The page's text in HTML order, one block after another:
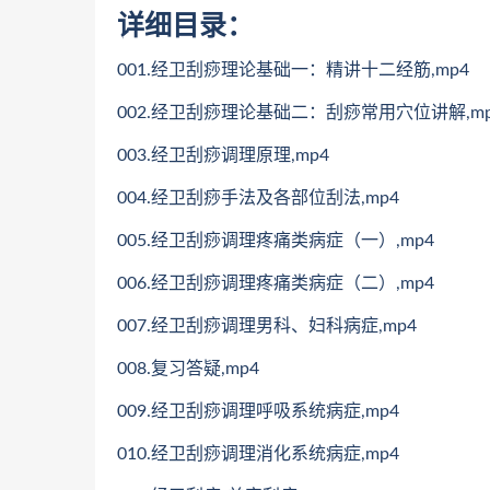
详细目录：
001.经卫刮痧理论基础一：精讲十二经筋,mp4
002.经卫刮痧理论基础二：刮痧常用穴位讲解
003.经卫刮痧调理原理,mp4
004.经卫刮痧手法及各部位刮法,mp4
005.经卫刮痧调理疼痛类病症（一）,mp4
006.经卫刮痧调理疼痛类病症（二）,mp4
007.经卫刮痧调理男科、妇科病症,mp4
008.复习答疑,mp4
009.经卫刮痧调理呼吸系统病症,mp4
010.经卫刮痧调理消化系统病症,mp4